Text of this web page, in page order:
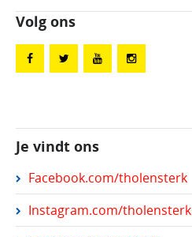
Volg ons
Je vindt ons
Facebook.com/tholensterk
Instagram.com/tholensterk